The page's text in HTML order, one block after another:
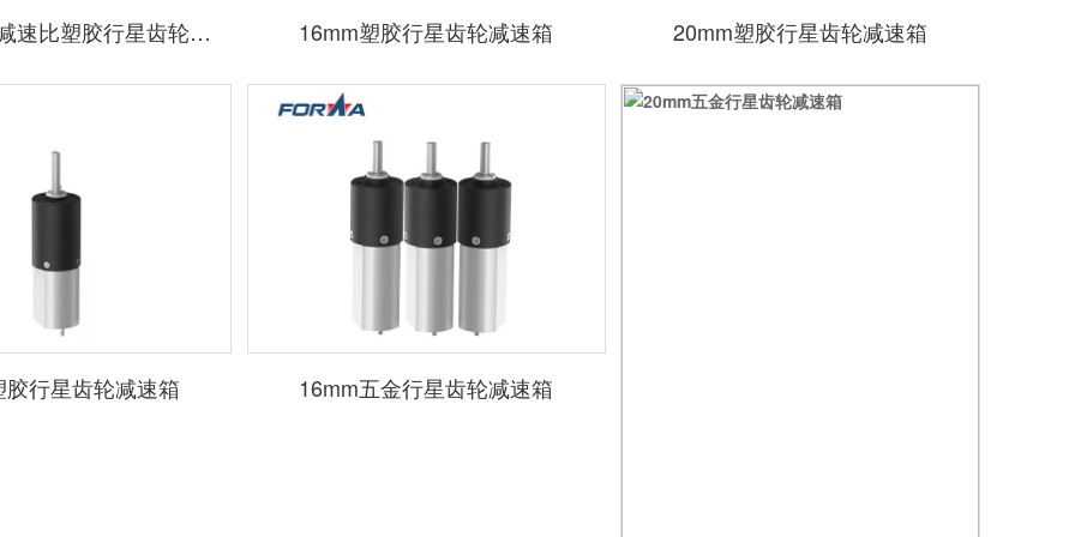
12mm-多种减速比塑胶行星齿轮减速箱 16mm塑胶行星齿轮减速箱 20mm塑胶行星齿轮减速箱
行星齿轮减速箱 16mm五金行星齿轮减速箱